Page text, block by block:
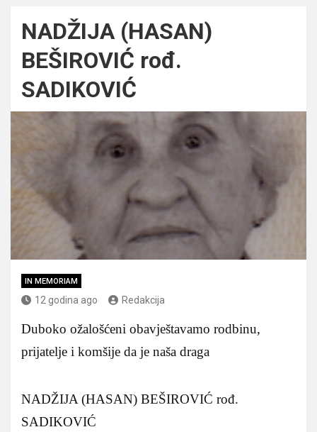
NADŽIJA (HASAN)
BEŠIROVIĆ rođ.
SADIKOVIĆ
IN MEMORIAM
12 godina ago Redakcija
Duboko ožalošćeni obavještavamo rodbinu,
prijatelje i komšije da je naša draga
NADŽIJA (HASAN) BEŠIROVIĆ rođ.
SADIKOVIĆ